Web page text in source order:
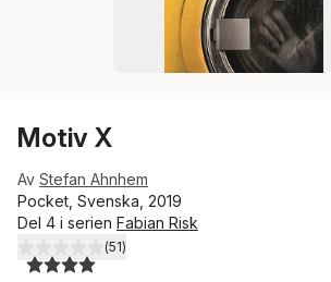
Motiv X
Av Stefan Ahnhem
Pocket, Svenska, 2019
Del 4 i serien Fabian Risk
4,0utav 5 stjärnor. Totalt antal röster:
(51)